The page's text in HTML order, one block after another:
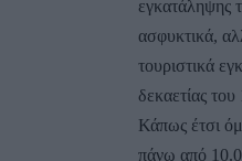
εγκατάληψης
ασφυκτικά,
τουριστικά
δεκαετίας
Κάπως έτσι
πάνω από